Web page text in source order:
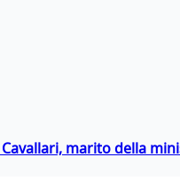
marito della